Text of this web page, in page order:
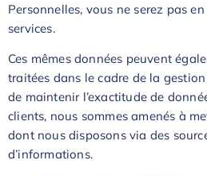
Personnelles, vous ne serez pas
services.
Ces mêmes données peuvent
traitées dans le cadre de la
de maintenir l’exactitude de
clients, nous sommes amenés à
dont nous disposons via des
d’informations.